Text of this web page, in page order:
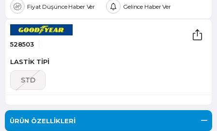
Fiyat Düşünce Haber Ver
Gelince Haber Ver
528503
LASTİK TİPİ
STD
ÜRÜN ÖZELLIKLERI